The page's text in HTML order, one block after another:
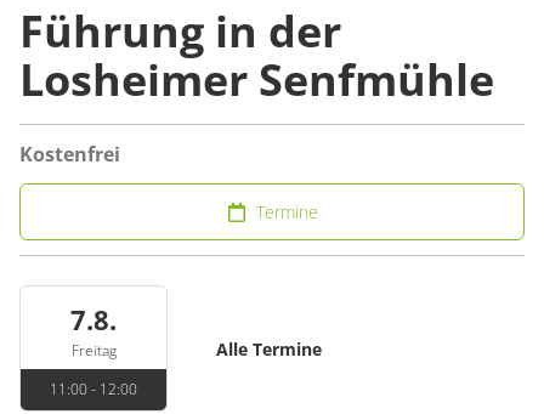
Führung in der
Losheimer Senfmühle
Kostenfrei
Termine
7.8.
Freitag
11:00 - 12:00
Alle Termine